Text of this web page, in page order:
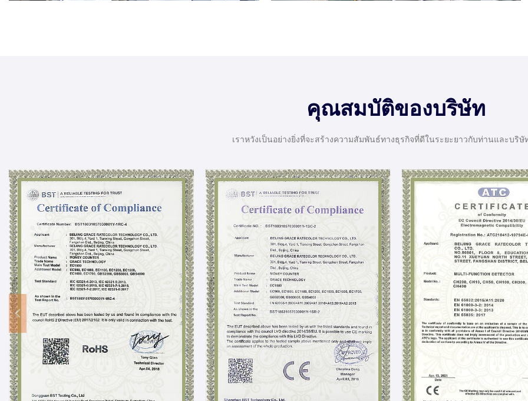
คุณสมบัติของบริษัท
เราหวังเป็นอย่างยิ่งที่จะสร้างความสัมพันธ์ทางธุรกิจที่ดีในระยะยาวกับท่านและบริ